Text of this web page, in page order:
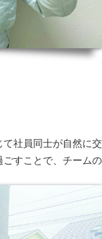
社員同士が自然に交
すことで、チームの